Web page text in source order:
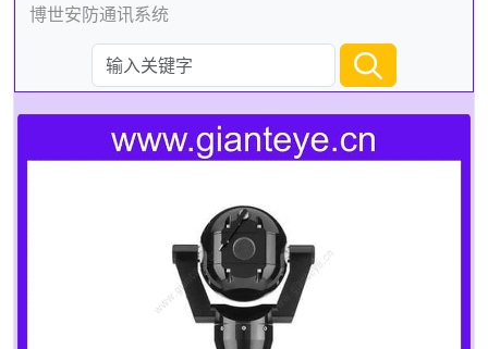
博世安防通讯系统